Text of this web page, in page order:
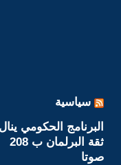
سياسية
البرنامج الحكومي ينال
ثقة البرلمان ب 208
صوتا